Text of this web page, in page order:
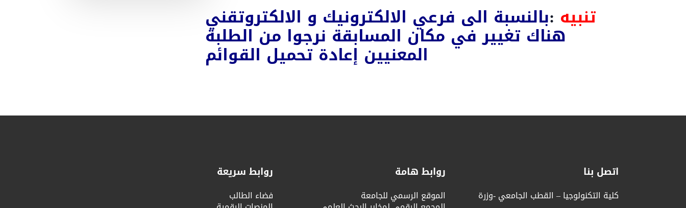
تنبيه :بالنسبة الى فرعي الالكترونيك و الالكتروتقني
هناك تغيير في مكان المسابقة نرجوا من الطلبة
المعنيين إعادة تحميل القوائم
اتصل بنا
كلية التكنولوجيا – القطب الجامعي -وزرة
روابط هامة
الموقع الرسمي للجامعة
روابط سريعة
فضاء الطالب